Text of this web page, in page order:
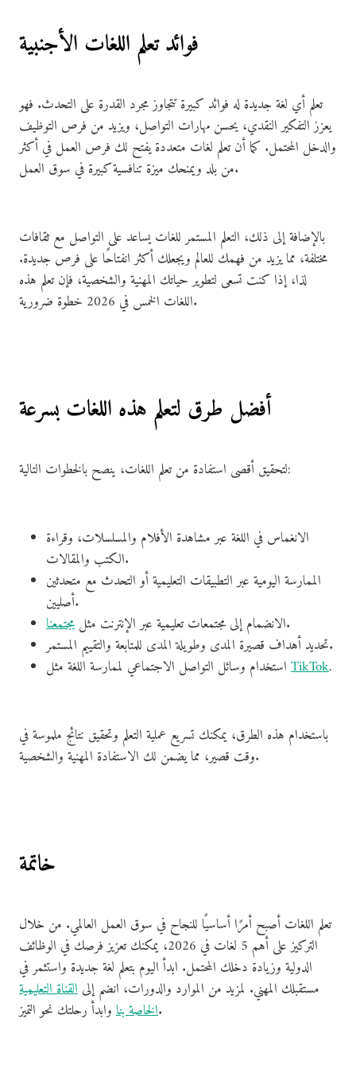
فوائد تعلم اللغات الأجنبية
تعلم أي لغة جديدة له فوائد كبيرة تتجاوز مجرد القدرة على التحدث. فهو
يعزز التفكير النقدي، يحسن مهارات التواصل، ويزيد من فرص التوظيف
والدخل المحتمل. كما أن تعلم لغات متعددة يفتح لك فرص العمل في أكثر
من بلد ويمنحك ميزة تنافسية كبيرة في سوق العمل.
بالإضافة إلى ذلك، التعلم المستمر للغات يساعد على التواصل مع ثقافات
مختلفة، مما يزيد من فهمك للعالم ويجعلك أكثر انفتاحًا على فرص جديدة.
لذا، إذا كنت تسعى لتطوير حياتك المهنية والشخصية، فإن تعلم هذه
اللغات الخمس في 2026 خطوة ضرورية.
أفضل طرق لتعلم هذه اللغات بسرعة
لتحقيق أقصى استفادة من تعلم اللغات، ينصح بالخطوات التالية:
الانغماس في اللغة عبر مشاهدة الأفلام والمسلسلات، وقراءة
الكتب والمقالات.
الممارسة اليومية عبر التطبيقات التعليمية أو التحدث مع متحدثين
أصليين.
الانضمام إلى مجتمعات تعليمية عبر الإنترنت مثل مجتمعنا
.
تحديد أهداف قصيرة المدى وطويلة المدى للمتابعة والتقييم المستمر.
TikTok.
باستخدام هذه الطرق، يمكنك تسريع عملية التعلم وتحقيق نتائج ملموسة في
وقت قصير، مما يضمن لك الاستفادة المهنية والشخصية.
خاتمة
تعلم اللغات أصبح أمرًا أساسيًا للنجاح في سوق العمل العالمي. من خلال
التركيز على أهم 5 لغات في 2026، يمكنك تعزيز فرصك في الوظائف
الدولية وزيادة دخلك المحتمل. ابدأ اليوم بتعلم لغة جديدة واستثمر في
مستقبلك المهني. لمزيد من الموارد والدورات، انضم إلى القناة التعليمية
الخاصة بناوابدأ رحلتك نحو التميز.